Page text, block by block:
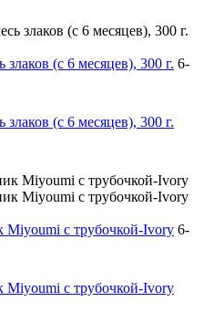
(с 6 месяцев), 300 г. 6-
(с 6 месяцев), 300 г.
Мiyoumi с трубочкой-Ivory 6-
Мiyoumi с трубочкой-Ivory